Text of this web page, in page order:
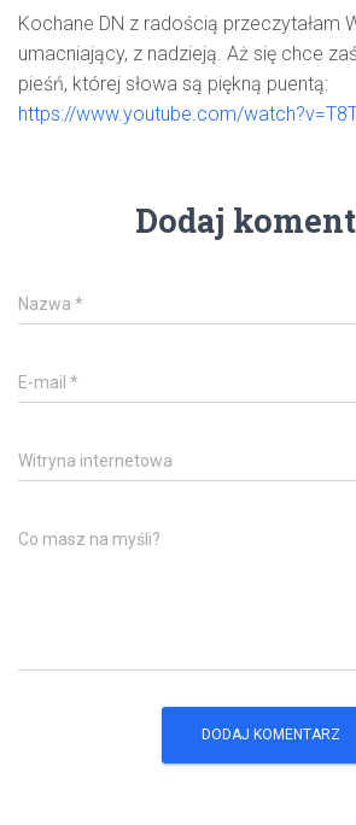
Kochane DN z radością przeczytałam
umacniający, z nadzieją. Aż się chce
pieśń, której słowa są piękną puentą:
https://www.youtube.com/
Dodaj
Nazwa *
E-mail *
Witryna internetowa
Co masz na myśli?